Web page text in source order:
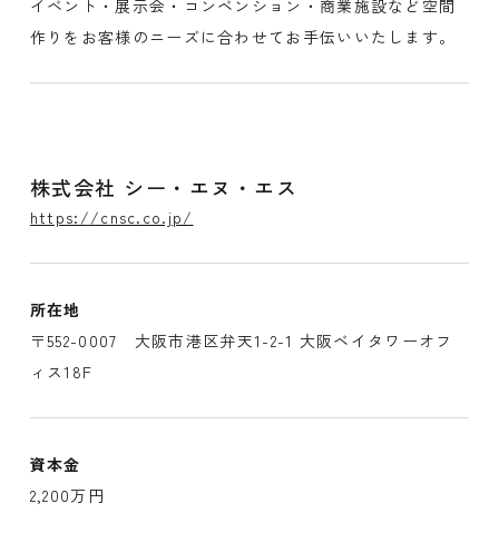
イベント・展示会・コンベンション・商業施設など空間
作りをお客様のニーズに合わせてお手伝いいたします。
株式会社 シー・エヌ・エス
https://cnsc.co.jp/
所在地
〒552-0007 大阪市港区弁天1-2-1 大阪ベイタワーオフ
ィス18F
資本金
2,200万円